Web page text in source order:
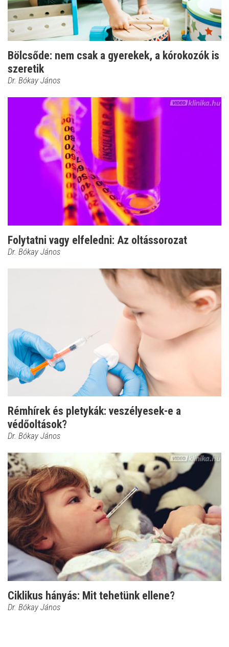
Bölcsőde: nem csak a gyerekek, a kórokozók is
szeretik
Dr. Bókay János
Folytatni vagy elfeledni: Az oltássorozat
Dr. Bókay János
Rémhírek és pletykák: veszélyesek-e a
védőoltások?
Dr. Bókay János
Ciklikus hányás: Mit tehetünk ellene?
Dr. Bókay János